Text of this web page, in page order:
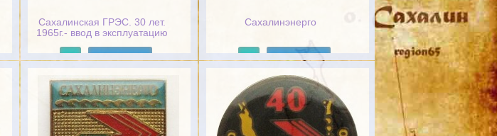
Сахалинская ГРЭС. 30 лет.
1965г.- ввод в эксплуатацию
Сахалинэнерго